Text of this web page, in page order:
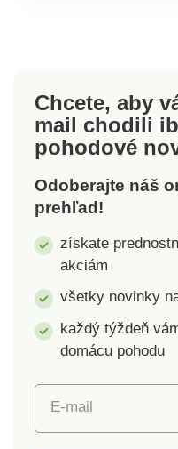
Chcete, aby
mail chodili
pohodové
Odoberajte náš
prehľad!
získate
akciám
všetky novinky
každý týždeň
domácu pohodu
E-mail